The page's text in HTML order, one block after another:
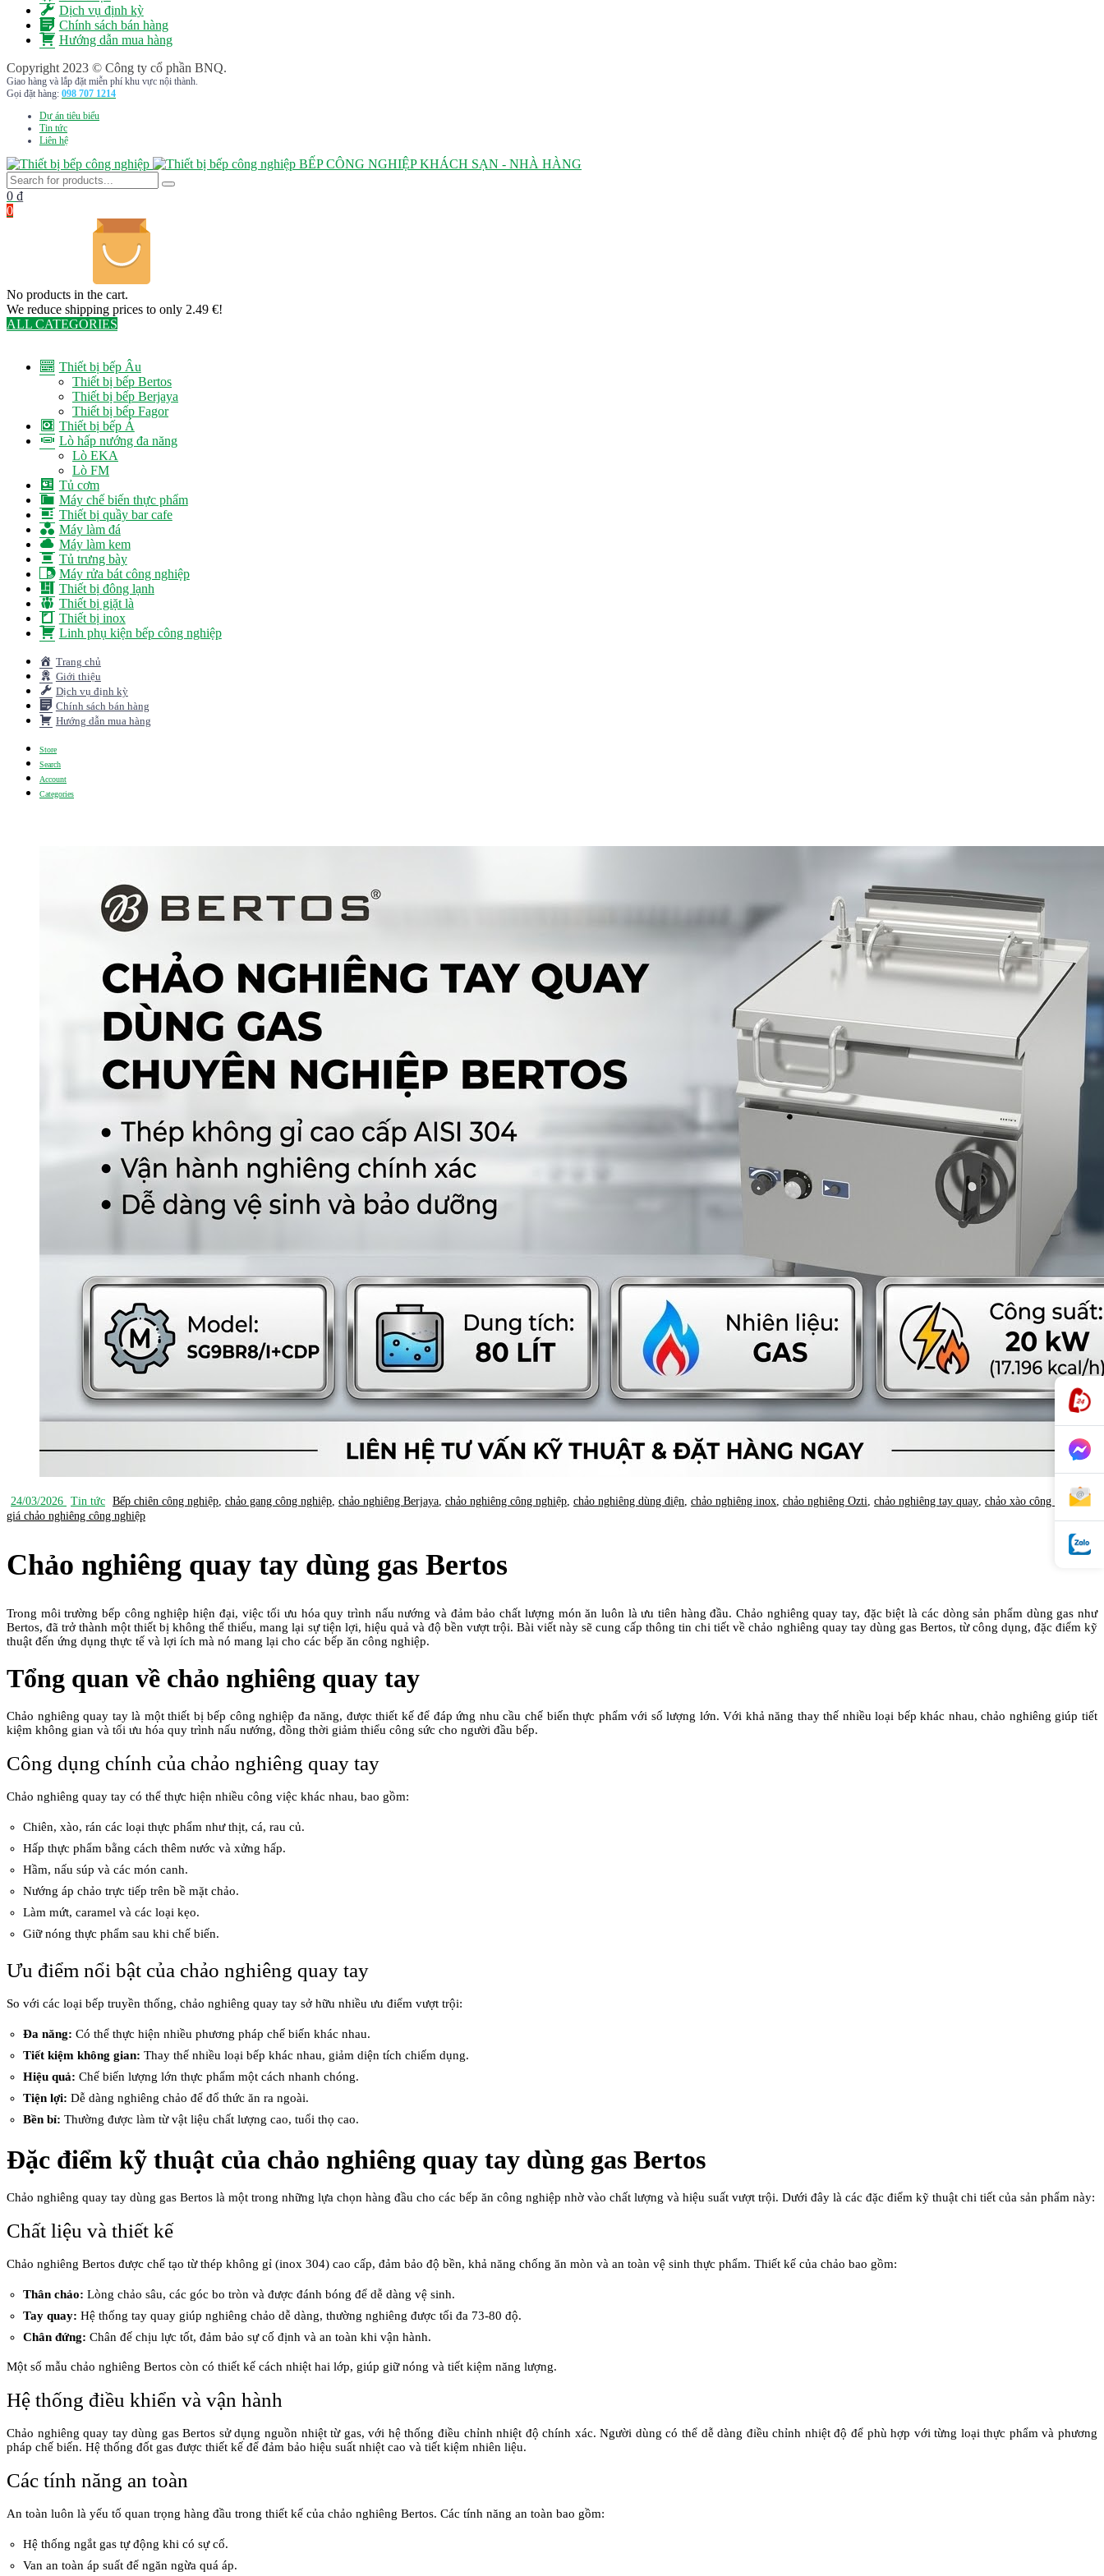
Dịch vụ định kỳ
Chính sách bán hàng
Hướng dẫn mua hàng
Copyright 2023 © Công ty cổ phần BNQ.
Giao hàng và lắp đặt miễn phí khu vực nội thành.
Gọi đặt hàng: 098 707 1214
Dự án tiêu biểu
Tin tức
Liên hệ
BẾP CÔNG NGHIỆP KHÁCH SẠN - NHÀ HÀNG
0 ₫
0
No products in the cart.
We reduce shipping prices to only 2.49 €!
ALL CATEGORIES
Thiết bị bếp Âu
Thiết bị bếp Bertos
Thiết bị bếp Berjaya
Thiết bị bếp Fagor
Thiết bị bếp Á
Lò hấp nướng đa năng
Lò EKA
Lò FM
Tủ cơm
Máy chế biến thực phẩm
Thiết bị quầy bar cafe
Máy làm đá
Máy làm kem
Tủ trưng bày
Máy rửa bát công nghiệp
Thiết bị đông lạnh
Thiết bị giặt là
Thiết bị inox
Linh phụ kiện bếp công nghiệp
Trang chủ
Giới thiệu
Dịch vụ định kỳ
Chính sách bán hàng
Hướng dẫn mua hàng
Store
Search
Account
Categories
24/03/2026 Tin tức Bếp chiên công nghiệp chảo gang công nghiệp chảo nghiêng Berjaya chảo nghiêng công nghiệp chảo nghiêng dùng điện chảo nghiêng inox chảo nghiêng Ozti chảo nghiêng tay quay chảo xào công nghiệp,
giá chảo nghiêng công nghiệp
Chảo nghiêng quay tay dùng gas Bertos
Trong môi trường bếp công nghiệp hiện đại, việc tối ưu hóa quy trình nấu nướng và đảm bảo chất lượng món ăn luôn là ưu tiên hàng đầu. Chảo nghiêng quay tay, đặc biệt là các dòng sản phẩm dùng gas như
Bertos, đã trở thành một thiết bị không thể thiếu, mang lại sự tiện lợi, hiệu quả và độ bền vượt trội. Bài viết này sẽ cung cấp thông tin chi tiết về chảo nghiêng quay tay dùng gas Bertos, từ công dụng, đặc điểm kỹ
thuật đến ứng dụng thực tế và lợi ích mà nó mang lại cho các bếp ăn công nghiệp.
Tổng quan về chảo nghiêng quay tay
Chảo nghiêng quay tay là một thiết bị bếp công nghiệp đa năng, được thiết kế để đáp ứng nhu cầu chế biến thực phẩm với số lượng lớn. Với khả năng thay thế nhiều loại bếp khác nhau, chảo nghiêng giúp tiết
kiệm không gian và tối ưu hóa quy trình nấu nướng, đồng thời giảm thiểu công sức cho người đầu bếp.
Công dụng chính của chảo nghiêng quay tay
Chảo nghiêng quay tay có thể thực hiện nhiều công việc khác nhau, bao gồm:
Chiên, xào, rán các loại thực phẩm như thịt, cá, rau củ.
Hấp thực phẩm bằng cách thêm nước và xửng hấp.
Hầm, nấu súp và các món canh.
Nướng áp chảo trực tiếp trên bề mặt chảo.
Làm mứt, caramel và các loại kẹo.
Giữ nóng thực phẩm sau khi chế biến.
Ưu điểm nổi bật của chảo nghiêng quay tay
So với các loại bếp truyền thống, chảo nghiêng quay tay sở hữu nhiều ưu điểm vượt trội:
Đa năng: Có thể thực hiện nhiều phương pháp chế biến khác nhau.
Tiết kiệm không gian: Thay thế nhiều loại bếp khác nhau, giảm diện tích chiếm dụng.
Hiệu quả: Chế biến lượng lớn thực phẩm một cách nhanh chóng.
Tiện lợi: Dễ dàng nghiêng chảo để đổ thức ăn ra ngoài.
Bền bỉ: Thường được làm từ vật liệu chất lượng cao, tuổi thọ cao.
Đặc điểm kỹ thuật của chảo nghiêng quay tay dùng gas Bertos
Chảo nghiêng quay tay dùng gas Bertos là một trong những lựa chọn hàng đầu cho các bếp ăn công nghiệp nhờ vào chất lượng và hiệu suất vượt trội. Dưới đây là các đặc điểm kỹ thuật chi tiết của sản phẩm này:
Chất liệu và thiết kế
Chảo nghiêng Bertos được chế tạo từ thép không gỉ (inox 304) cao cấp, đảm bảo độ bền, khả năng chống ăn mòn và an toàn vệ sinh thực phẩm. Thiết kế của chảo bao gồm:
Thân chảo: Lòng chảo sâu, các góc bo tròn và được đánh bóng để dễ dàng vệ sinh.
Tay quay: Hệ thống tay quay giúp nghiêng chảo dễ dàng, thường nghiêng được tối đa 73-80 độ.
Chân đứng: Chân đế chịu lực tốt, đảm bảo sự cố định và an toàn khi vận hành.
Một số mẫu chảo nghiêng Bertos còn có thiết kế cách nhiệt hai lớp, giúp giữ nóng và tiết kiệm năng lượng.
Hệ thống điều khiển và vận hành
Chảo nghiêng quay tay dùng gas Bertos sử dụng nguồn nhiệt từ gas, với hệ thống điều chỉnh nhiệt độ chính xác. Người dùng có thể dễ dàng điều chỉnh nhiệt độ để phù hợp với từng loại thực phẩm và phương
pháp chế biến. Hệ thống đốt gas được thiết kế để đảm bảo hiệu suất nhiệt cao và tiết kiệm nhiên liệu.
Các tính năng an toàn
An toàn luôn là yếu tố quan trọng hàng đầu trong thiết kế của chảo nghiêng Bertos. Các tính năng an toàn bao gồm:
Hệ thống ngắt gas tự động khi có sự cố.
Van an toàn áp suất để ngăn ngừa quá áp.